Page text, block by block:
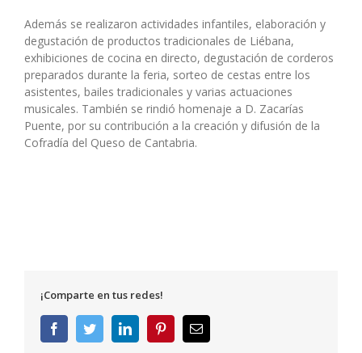
Además se realizaron actividades infantiles, elaboración y
degustación de productos tradicionales de Liébana,
exhibiciones de cocina en directo, degustación de corderos
preparados durante la feria, sorteo de cestas entre los
asistentes, bailes tradicionales y varias actuaciones
musicales. También se rindió homenaje a D. Zacarías
Puente, por su contribución a la creación y difusión de la
Cofradía del Queso de Cantabria.
¡Comparte en tus redes!
FacebookTwitterLinkedInPinterestCorreo
electrónico